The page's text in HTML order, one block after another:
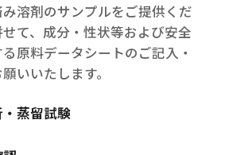
溶剤のサンプルをご提供くだ
て、成分・性状等および安全
原料データシートのご記入・
いいたします。
蒸留試験